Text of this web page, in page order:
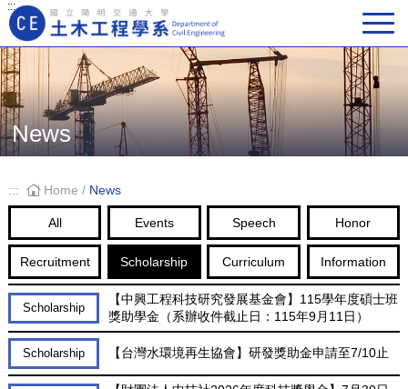
:::
Main Navigation
News
::: Home / News
All Events Speech Honor
Recruitment Scholarship Curriculum Information
Scholarship
【中興工程科技研究發展基金會】115學年度碩士班
獎助學金（系辦收件截止日：115年9月11日）
Scholarship 【台灣水環境再生協會】研發獎助金申請至7/10止